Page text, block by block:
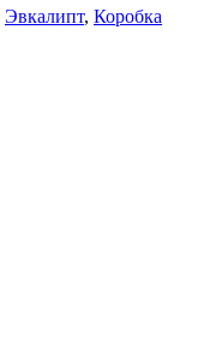
Эвкалипт, Коробка